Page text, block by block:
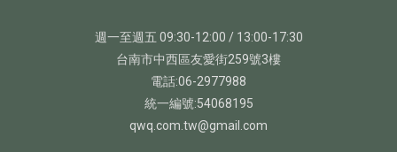
週一至週五 09:30-12:00 / 13:00-17:30
台南市中西區友愛街259號3樓
電話:06-2977988
統一編號:54068195
qwq.com.tw@gmail.com